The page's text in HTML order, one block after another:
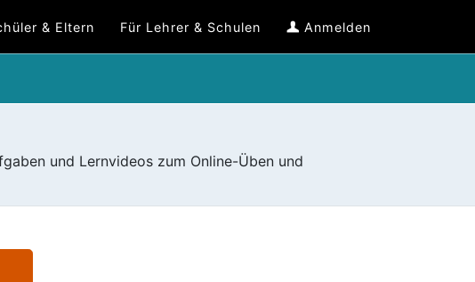
& Eltern Für Lehrer & Schulen Anmelden
und Lernvideos zum Online-Üben und